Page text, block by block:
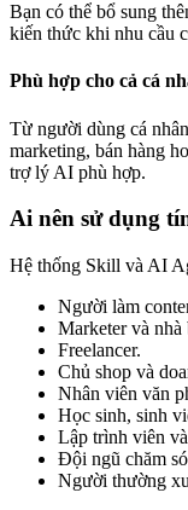
Bạn có thể bổ sung
kiến thức khi nhu cầu
Phù hợp cho cả cá
Từ người dùng cá
marketing, bán hàng
trợ lý AI phù hợp.
Ai nên sử dụng
Hệ thống Skill và AI
Người làm
Marketer và nhà
Freelancer.
Chủ shop và
Nhân viên văn
Học sinh, sinh
Lập trình viên
Đội ngũ chăm
Người thường